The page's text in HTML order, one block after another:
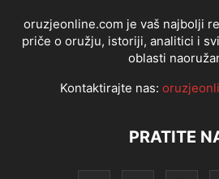
oruzjeonline.com je vaš najbolji
priče o oružju, istoriji, analitici i
oblasti
Kontaktirajte nas:
PRATITE